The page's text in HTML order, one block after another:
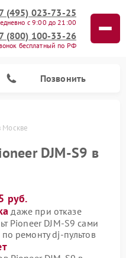
(495) 023-73-25
с 9:00 до 21:00
(800) 100-33-26
бесплатный по РФ
Позвонить
Москве
DJM-S9 в
руб.
даже при отказе
Pioneer DJM-S9 сами
ремонту dj-пультов